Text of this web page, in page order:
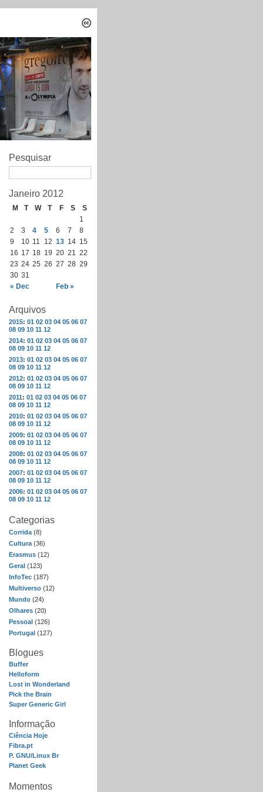
Pesquisar
Janeiro 2012
M T W T F S S
« Dec Feb »
1
2
3 4 5 6 7
8
9
10 11 12 13 14 15
16 17 18 19 20 21 22
23 24 25 26 27 28 29
30 31
Arquivos
2015: 01 02 03 04 05 06 07
08 09 10 11 12
2014: 01 02 03 04 05 06 07
08 09 10 11 12
2013: 01 02 03 04 05 06 07
08 09 10 11 12
2012: 01 02 03 04 05 06 07
08 09 10 11 12
2011: 01 02 03 04 05 06 07
08 09 10 11 12
2010: 01 02 03 04 05 06 07
08 09 10 11 12
2009: 01 02 03 04 05 06 07
08 09 10 11 12
2008: 01 02 03 04 05 06 07
08 09 10 11 12
2007: 01 02 03 04 05 06 07
08 09 10 11 12
2006: 01 02 03 04 05 06 07
08 09 10 11 12
Categorias
Corrida (8)
Cultura (36)
Erasmus (12)
Geral (123)
InfoTec (187)
Multiverso (12)
Mundo (24)
Olhares (20)
Pessoal (126)
Portugal (127)
Blogues
Buffer
Helloform
Lost in Wonderland
Pick the Brain
Super Generic Girl
Informação
Ciência Hoje
Fibra.pt
P. GNU/Linux Br
Planet Geek
Momentos